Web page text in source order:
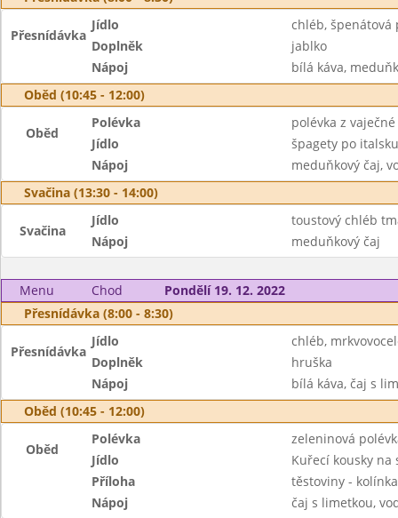
Přesnídávka
Jídlo
chléb, špenátová
Doplněk
jablko
Nápoj
bílá káva,
Oběd (10:45 - 12:00)
Oběd
Polévka
polévka z
Jídlo
špagety po
Nápoj
meduňkový čaj,
Svačina (13:30 - 14:00)
Svačina
Jídlo
toustový chléb
Nápoj
meduňkový čaj
Menu Chod
Pondělí 19. 12. 2022
Přesnídávka (8:00 - 8:30)
Přesnídávka
Jídlo
chléb,
Doplněk
hruška
Nápoj
bílá káva, čaj s
Oběd (10:45 - 12:00)
Oběd
Polévka
zeleninová
Jídlo
Kuřecí kousky na
Příloha
těstoviny - kolínka
Nápoj
čaj s limetkou,